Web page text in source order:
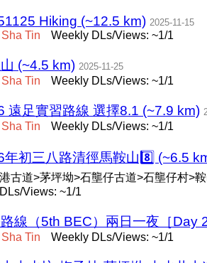
Hiking (~12.5 km) 2025-11-15
Sha Tin Weekly DLs/Views: ~1/1
(~4.5 km) 2025-11-25
Sha Tin Weekly DLs/Views: ~1/1
遠足實習路線 選擇8.1 (~7.9 km)
Sha Tin Weekly DLs/Views: ~1/1
年初三八路清徑馬鞍山8️⃣ (~6.5
古道>茅坪坳>石壟仔古道>石壟仔村>
Views: ~1/1
線（5th BEC）兩日一夜［Day
Sha Tin Weekly DLs/Views: ~1/1